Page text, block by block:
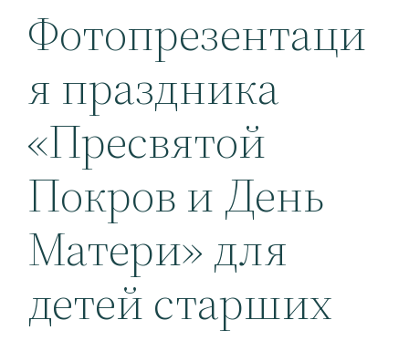
Фотопрезентаци
я праздника
«Пресвятой
Покров и День
Матери» для
детей старших